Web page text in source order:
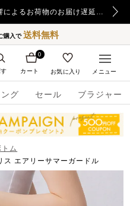
【重要】令和8年熊本地震の影響によるお荷物のお届け遅延について
購入で送料無料
グ セール ブラジャー
カート
0
お気に入り メニュー
トム
ス エアリーサマーガードル